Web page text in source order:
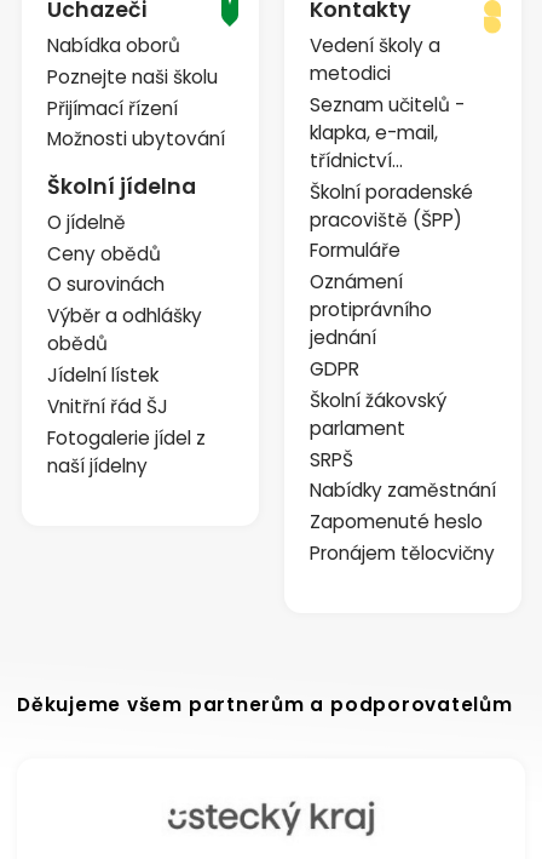
Uchazeči
Nabídka oborů
Poznejte naši školu
Přijímací řízení
Možnosti ubytování
Školní jídelna
O jídelně
Ceny obědů
O surovinách
Výběr a odhlášky
obědů
Jídelní lístek
Vnitřní řád ŠJ
Fotogalerie jídel z
naší jídelny
Kontakty
Vedení školy a
metodici
Seznam učitelů -
klapka, e-mail,
třídnictví...
Školní poradenské
pracoviště (ŠPP)
Formuláře
Oznámení
protiprávního
jednání
GDPR
Školní žákovský
parlament
SRPŠ
Nabídky zaměstnání
Zapomenuté heslo
Pronájem tělocvičny
Děkujeme všem partnerům a podporovatelům